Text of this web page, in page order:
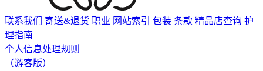
联系我们 寄送&退货 职业 网站索引 包装 条款 精品店查询 护
理指南
个人信息处理规则
（游客版）